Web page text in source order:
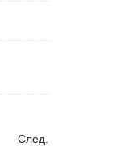
След.